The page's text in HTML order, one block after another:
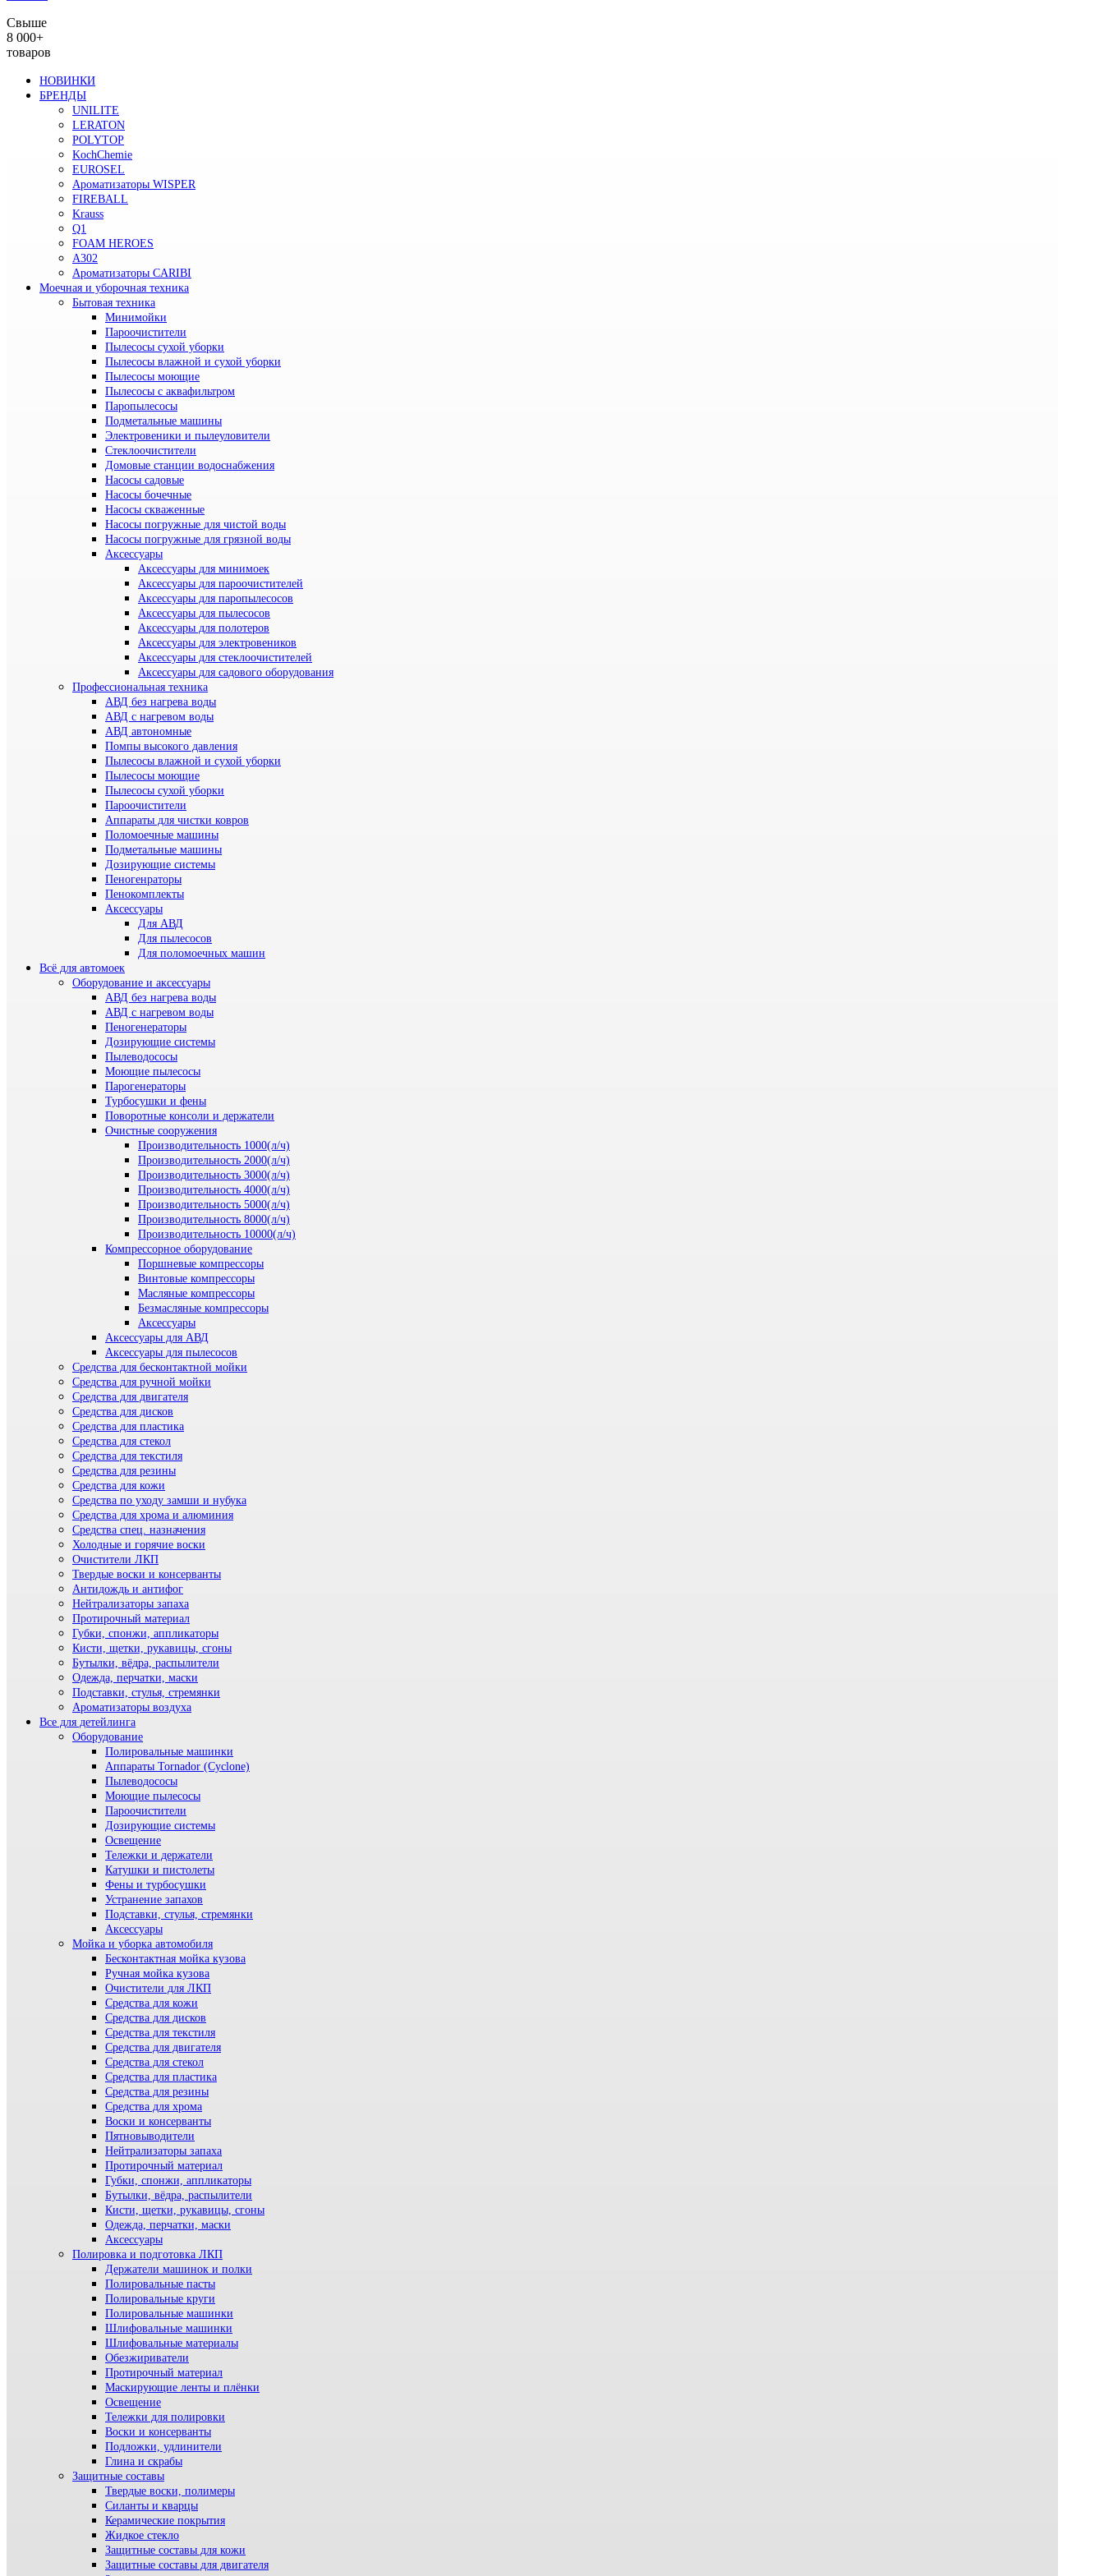
Свыше
8 000+
товаров
НОВИНКИ
БРЕНДЫ
UNILITE
LERATON
POLYTOP
KochChemie
EUROSEL
Ароматизаторы WISPER
FIREBALL
Krauss
Q1
FOAM HEROES
A302
Ароматизаторы CARIBI
Моечная и уборочная техника
Бытовая техника
Минимойки
Пароочистители
Пылесосы сухой уборки
Пылесосы влажной и сухой уборки
Пылесосы моющие
Пылесосы с аквафильтром
Паропылесосы
Подметальные машины
Электровеники и пылеуловители
Стеклоочистители
Домовые станции водоснабжения
Насосы садовые
Насосы бочечные
Насосы скваженные
Насосы погружные для чистой воды
Насосы погружные для грязной воды
Аксессуары
Аксессуары для минимоек
Аксессуары для пароочистителей
Аксессуары для паропылесосов
Аксессуары для пылесосов
Аксессуары для полотеров
Аксессуары для электровеников
Аксессуары для стеклоочистителей
Аксессуары для садового оборудования
Профессиональная техника
АВД без нагрева воды
АВД с нагревом воды
АВД автономные
Помпы высокого давления
Пылесосы влажной и сухой уборки
Пылесосы моющие
Пылесосы сухой уборки
Пароочистители
Аппараты для чистки ковров
Поломоечные машины
Подметальные машины
Дозирующие системы
Пеногенраторы
Пенокомплекты
Аксессуары
Для АВД
Для пылесосов
Для поломоечных машин
Всё для автомоек
Оборудование и аксессуары
АВД без нагрева воды
АВД с нагревом воды
Пеногенераторы
Дозирующие системы
Пылеводососы
Моющие пылесосы
Парогенераторы
Турбосушки и фены
Поворотные консоли и держатели
Очистные сооружения
Производительность 1000(л/ч)
Производительность 2000(л/ч)
Производительность 3000(л/ч)
Производительность 4000(л/ч)
Производительность 5000(л/ч)
Производительность 8000(л/ч)
Производительность 10000(л/ч)
Компрессорное оборудование
Поршневые компрессоры
Винтовые компрессоры
Масляные компрессоры
Безмасляные компрессоры
Аксессуары
Аксессуары для АВД
Аксессуары для пылесосов
Средства для бесконтактной мойки
Средства для ручной мойки
Средства для двигателя
Средства для дисков
Средства для пластика
Средства для стекол
Средства для текстиля
Средства для резины
Средства для кожи
Средства по уходу замши и нубука
Средства для хрома и алюминия
Средства спец. назначения
Холодные и горячие воски
Очистители ЛКП
Твердые воски и консерванты
Антидождь и антифог
Нейтрализаторы запаха
Протирочный материал
Губки, спонжи, аппликаторы
Кисти, щетки, рукавицы, сгоны
Бутылки, вёдра, распылители
Одежда, перчатки, маски
Подставки, стулья, стремянки
Ароматизаторы воздуха
Все для детейлинга
Оборудование
Полировальные машинки
Аппараты Tornador (Cyclone)
Пылеводососы
Моющие пылесосы
Пароочистители
Дозирующие системы
Освещение
Тележки и держатели
Катушки и пистолеты
Фены и турбосушки
Устранение запахов
Подставки, стулья, стремянки
Аксессуары
Мойка и уборка автомобиля
Бесконтактная мойка кузова
Ручная мойка кузова
Очистители для ЛКП
Средства для кожи
Средства для дисков
Средства для текстиля
Средства для двигателя
Средства для стекол
Средства для пластика
Средства для резины
Средства для хрома
Воски и консерванты
Пятновыводители
Нейтрализаторы запаха
Протирочный материал
Губки, спонжи, аппликаторы
Бутылки, вёдра, распылители
Кисти, щетки, рукавицы, сгоны
Одежда, перчатки, маски
Аксессуары
Полировка и подготовка ЛКП
Держатели машинок и полки
Полировальные пасты
Полировальные круги
Полировальные машинки
Шлифовальные машинки
Шлифовальные материалы
Обезжириватели
Протирочный материал
Маскирующие ленты и плёнки
Освещение
Тележки для полировки
Воски и консерванты
Подложки, удлинители
Глина и скрабы
Защитные составы
Твердые воски, полимеры
Силанты и кварцы
Керамические покрытия
Жидкое стекло
Защитные составы для кожи
Защитные составы для двигателя